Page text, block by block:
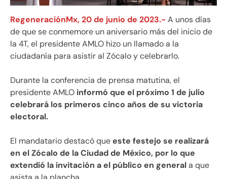
RegeneraciónMx, 20 de junio de 2023.- A unos días
de que se conmemore un aniversario más del inicio de
la 4T, el presidente AMLO hizo un llamado a la
ciudadanía para asistir al Zócalo y celebrarlo.
Durante la conferencia de prensa matutina, el
presidente AMLO informó que el próximo 1 de julio
celebrará los primeros cinco años de su victoria
electoral.
El mandatario destacó queeste festejo se realizará
en el Zócalo de la Ciudad de México, por lo que
extendió la invitación a el público en generala que